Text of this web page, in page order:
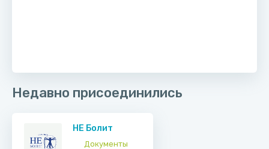
Недавно присоединились
НЕ Болит
Документы